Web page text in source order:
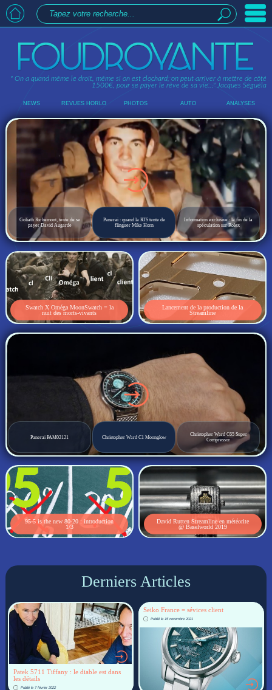
" On a quand même le droit, même si on est clochard, on peut arriver à mettre de côté
1500€, pour se payer le rêve de sa vie..." Jacques Séguéla
NEWS REVUES HORLO PHOTOS AUTO ANALYSES
Goliath Richemont, tente de se
payer David Augarde
Panerai : quand la RTS tente de
flinguer Mike Horn
Information exclusive : la fin de la
spéculation sur Rolex
Swatch X Oméga MoonSwatch = la
nuit des morts-vivants
Lancement de la production de la
Streamline
Panerai PAM02121 Christopher Ward C1 Moonglow
Christopher Ward C65 Super
Compressor
95-5 is the new 80-20 : introduction
1/3
David Rutten Streamline en météorite
@ Baselworld 2019
Derniers Articles
Patek 5711 Tiffany : le diable est dans
les détails
Publié le 7 février 2022
Seiko France = sévices client
Publié le 15 novembre 2021